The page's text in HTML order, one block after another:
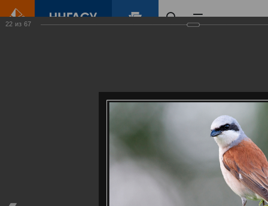
Фотогалерея
22 из 67